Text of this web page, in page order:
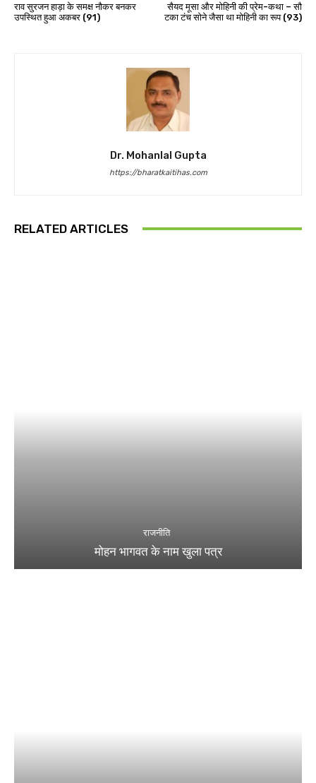
राव सुरजन हाड़ा के समक्ष नौकर बनकर
उपस्थित हुआ अकबर (91)
सैयद मूसा और मोहिनी की प्रेम-कथा – सौ
टका टंच सोने जैसा था मोहिनी का रूप (93)
Dr. Mohanlal Gupta
https://bharatkaitihas.com
RELATED ARTICLES
राजनीति
मोहन भागवत के नाम खुला पत्र